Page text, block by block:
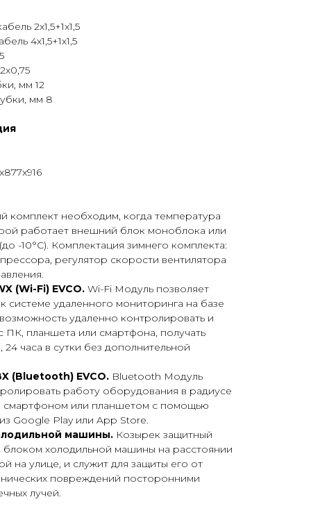
2х1,5+1х1,5
4х1,5+1х1,5
мм 12
мм 8
комплект необходим, когда температура
работает внешний блок моноблока или
-10°С). Комплектация зимнего комплекта:
регулятор скорости вентилятора
(Wi-Fi) EVCO. Wi-Fi Модуль позволяет
системе удаленного мониторинга на базе
удаленно контролировать и
ПК, планшета или смартфона, получать
часа в сутки без дополнительной
(Bluetooth) EVCO. Bluetooth Модуль
работу оборудования в радиусе
смартфоном или планшетом с помощью
Google Play или App Store.
машины. Козырек защитный
холодильной машины на расстоянии
на улице, и служит для защиты его от
повреждений посторонними
лучей.